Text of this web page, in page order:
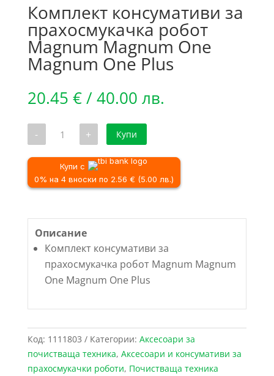
Комплект консумативи за
прахосмукачка робот
Magnum Magnum One
Magnum One Plus
20.45 €/ 40.00 лв.
- количество
Комплект
консумативи
прахосмукачка
робот
One
One
Plus
+ Купи
Купи с
0% на 4 вноски по 2.56 € (5.00 лв.)
Описание
Комплект консумативи за
прахосмукачка робот Magnum Magnum
One Magnum One Plus
Код: 1111803 Категории: Аксесоари за
почистваща техника, Аксесоари и консумативи за
прахосмукачки роботи, Почистваща техника